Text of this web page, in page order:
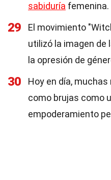
sabiduría femenina.
29
El movimiento
utilizó la imagen de
la opresión de
30
Hoy en día,
como brujas como
empoderamiento